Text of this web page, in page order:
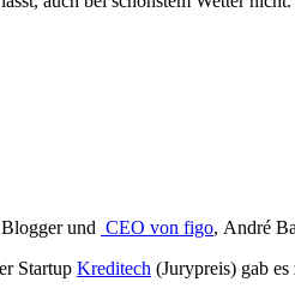
und CEO von figo, André
Startup Kreditech (Jurypreis) gab es